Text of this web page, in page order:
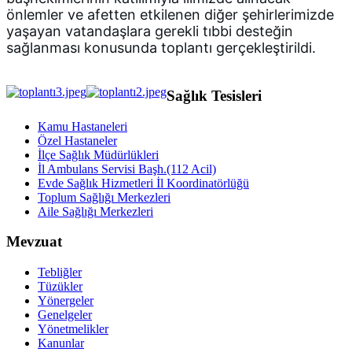
önlemler ve afetten etkilenen diğer şehirlerimizde
yaşayan vatandaşlara gerekli tıbbi desteğin
sağlanması konusunda toplantı gerçekleştirildi.
Sağlık Tesisleri
Kamu Hastaneleri
Özel Hastaneler
İlçe Sağlık Müdürlükleri
İl Ambulans Servisi Başh.(112 Acil)
Evde Sağlık Hizmetleri İl Koordinatörlüğü
Toplum Sağlığı Merkezleri
Aile Sağlığı Merkezleri
Mevzuat
Tebliğler
Tüzükler
Yönergeler
Genelgeler
Yönetmelikler
Kanunlar